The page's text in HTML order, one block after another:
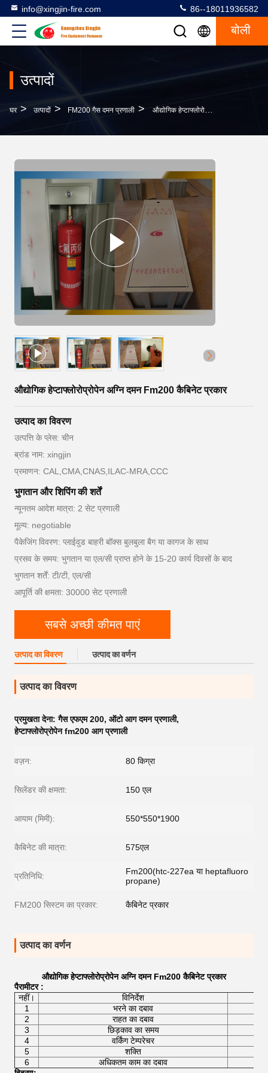
info@xingjin-fire.com 86--18011936582
बोली
उत्पादों
घर > उत्पादों > FM200 गैस दमन प्रणाली > औद्योगिक हेप्टाफ्लोरोप्रोपेन अग्नि दमन Fm200 कैबिनेट प्रकार
औद्योगिक हेप्टाफ्लोरोप्रोपेन अग्नि दमन Fm200 कैबिनेट प्रकार
उत्पाद का विवरण
उत्पत्ति के प्लेस: चीन
ब्रांड नाम: xingjin
प्रमाणन: CAL,CMA,CNAS,ILAC-MRA,CCC
भुगतान और शिपिंग की शर्तें
न्यूनतम आदेश मात्रा: 2 सेट प्रणाली
मूल्य: negotiable
पैकेजिंग विवरण: प्लाईवुड बाहरी बॉक्स बुलबुला बैग या कागज के साथ
प्रसव के समय: भुगतान या एल/सी प्राप्त होने के 15-20 कार्य दिवसों के बाद
भुगतान शर्तें: टी/टी, एल/सी
आपूर्ति की क्षमता: 30000 सेट प्रणाली
सबसे अच्छी कीमत पाएं
उत्पाद का विवरण उत्पाद का वर्णन
उत्पाद का विवरण
प्रमुखता देना:गैस एफएम 200, ऑटो आग दमन प्रणाली,
हेप्टाफ्लोरोप्रोपेन fm200 आग प्रणाली
वज़न: 80 किग्रा
सिलेंडर की क्षमता: 150 एल
आयाम (मिमी): 550*550*1900
कैबिनेट की मात्रा: 575एल
प्रतिनिधि:
Fm200(htc-227ea या heptafluoro
propane)
FM200 सिस्टम का प्रकार: कैबिनेट प्रकार
उत्पाद का वर्णन
औद्योगिक हेप्टाफ्लोरोप्रोपेन अग्नि दमन Fm200 कैबिनेट प्रकार
पैरामीटर :
नहीं।
विनिर्देश
1
भरने का दबाव
2
राहत का दबाव
3
छिड़काव का समय
4
वर्किंग टेम्परेचर
5
शक्ति
6
अधिकतम काम का दबाव